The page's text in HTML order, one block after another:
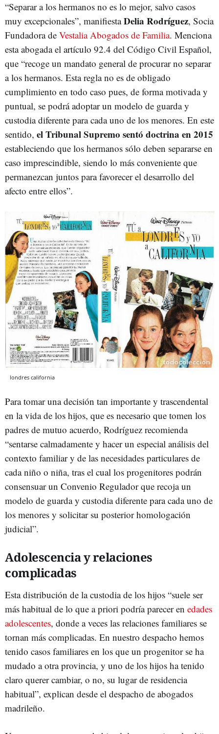
“Separar a los hermanos no es lo mejor, salvo casos
muy excepcionales”, manifiestaDelia Rodríguez, Socia
Fundadora de Vestalia Abogados de Familia. Menciona
esta abogada el artículo 92.4 del Código Civil Español,
que “recoge un mandato general de procurar no separar
a los hermanos. Esta regla no es de obligado
cumplimiento en todo caso pues, de forma motivada y
puntual, se podrá adoptar un modelo de guarda y
custodia diferente para cada uno de los menores. En este
sentido, el Tribunal Supremo sentó doctrina en 2015
estableciendo que los hermanos sólo deben separarse en
caso imprescindible, siendo lo más conveniente que
permanezcan juntos para favorecer el desarrollo del
afecto entre ellos”.
londres california
Para tomar una decisión tan importante y trascendental
en la vida de los hijos, que es necesario que tomen los
padres de mutuo acuerdo, Rodríguez recomienda
“sentarse calmadamente y hacer un especial análisis del
contexto familiar y de las necesidades particulares de
cada niño o niña, tras el cual los progenitores podrán
consensuar un Convenio Regulador que recoja un
modelo de guarda y custodia diferente para cada uno de
los menores y solicitar su posterior homologación
judicial”.
Adolescencia y relaciones
complicadas
Esta distribución de la custodia de los hijos “suele ser
más habitual de lo que a priori podría parecer en edades
adolescentes, donde a veces las relaciones familiares se
tornan más complicadas. En nuestro despacho hemos
tenido casos familiares en los que un progenitor se ha
mudado a otra provincia, y uno de los hijos ha tenido
claro querer cambiar, o no, su lugar de residencia
habitual”, explican desde el despacho de abogados
madrileño.